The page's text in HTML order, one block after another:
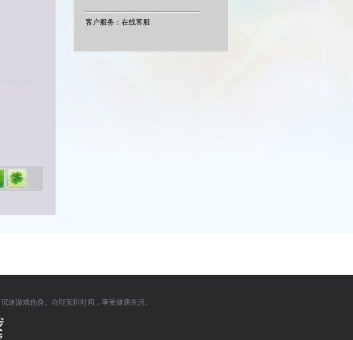
迷游戏伤身。合理安排时间，享受健康生活。